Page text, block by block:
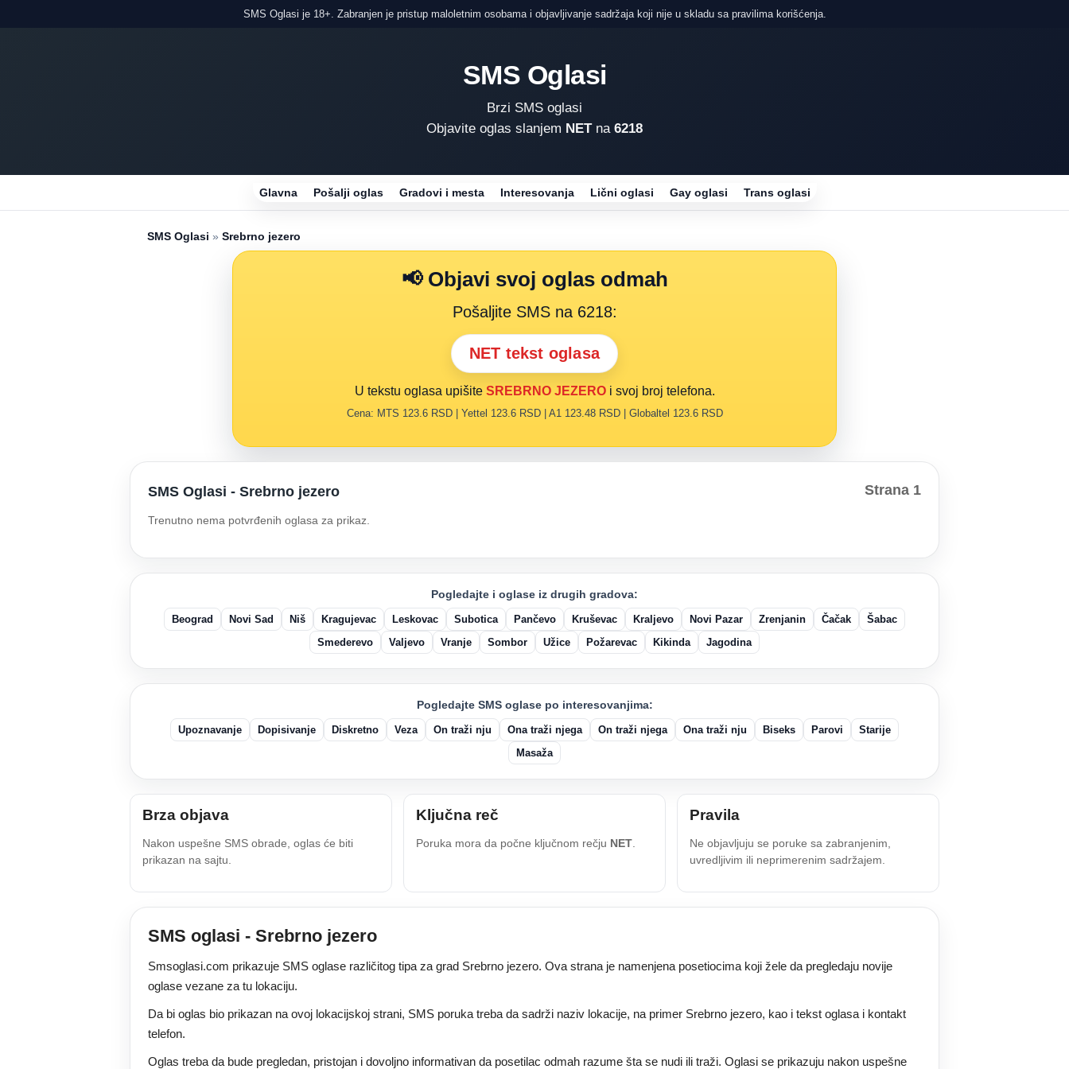
SMS Oglasi je 18+. Zabranjen je pristup maloletnim osobama i objavljivanje sadržaja koji nije u skladu sa pravilima korišćenja.
SMS Oglasi
Brzi SMS oglasi
Objavite oglas slanjem NETna 6218
Glavna Pošalji oglas Gradovi i mesta Interesovanja Lični oglasi Gay oglasi Trans oglasi
SMS Oglasi » Srebrno jezero
📢 Objavi svoj oglas odmah
Pošaljite SMS na 6218:
NET tekst oglasa
U tekstu oglasa upišite SREBRNO JEZEROi svoj broj telefona.
Cena: MTS 123.6 RSD | Yettel 123.6 RSD | A1 123.48 RSD | Globaltel 123.6 RSD
SMS Oglasi - Srebrno jezero Strana 1
Trenutno nema potvrđenih oglasa za prikaz.
Pogledajte i oglase iz drugih gradova:
Beograd Novi Sad Niš Kragujevac Leskovac Subotica Pančevo Kruševac Kraljevo Novi Pazar Zrenjanin Čačak
Šabac
Smederevo
Valjevo Vranje Sombor Užice Požarevac Kikinda Jagodina
Pogledajte SMS oglase po interesovanjima:
Upoznavanje Dopisivanje Diskretno Veza On traži nju Ona traži njega On traži njega Ona traži nju Biseks Parovi
Starije
Masaža
Brza objava
Nakon uspešne SMS obrade, oglas će biti
prikazan na sajtu.
Ključna reč
Poruka mora da počne ključnom rečju NET
Pravila
Ne objavljuju se poruke sa zabranjenim,
uvredljivim ili neprimerenim sadržajem.
SMS oglasi - Srebrno jezero
Smsoglasi.com prikazuje SMS oglase različitog tipa za grad Srebrno jezero. Ova strana je namenjena posetiocima koji žele da pregledaju novije
oglase vezane za tu lokaciju.
Da bi oglas bio prikazan na ovoj lokacijskoj strani, SMS poruka treba da sadrži naziv lokacije, na primer Srebrno jezero, kao i tekst oglasa i kontakt
telefon.
Oglas treba da bude pregledan, pristojan i dovoljno informativan da posetilac odmah razume šta se nudi ili traži. Oglasi se prikazuju nakon uspešne